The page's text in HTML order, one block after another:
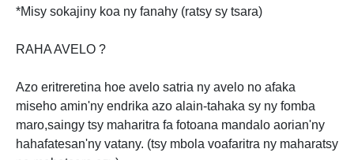
*Misy sokajiny koa ny fanahy (ratsy sy tsara)
RAHA AVELO ?
Azo eritreretina hoe avelo satria ny avelo no afaka
miseho amin'ny endrika azo alain-tahaka sy ny fomba
maro,saingy tsy maharitra fa fotoana mandalo aorian'ny
hahafatesan'ny vatany. (tsy mbola voafaritra ny maharatsy